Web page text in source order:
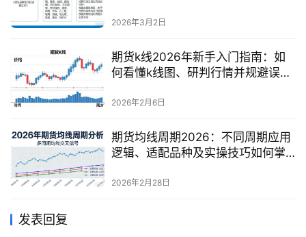
2026年3月2日
期货k线2026年新手入门指南：如
何看懂k线图、研判行情并规避误
2026年2月6日
期货均线周期2026：不同周期应用
逻辑、适配品种及实操技巧如何掌
2026年2月28日
发表回复